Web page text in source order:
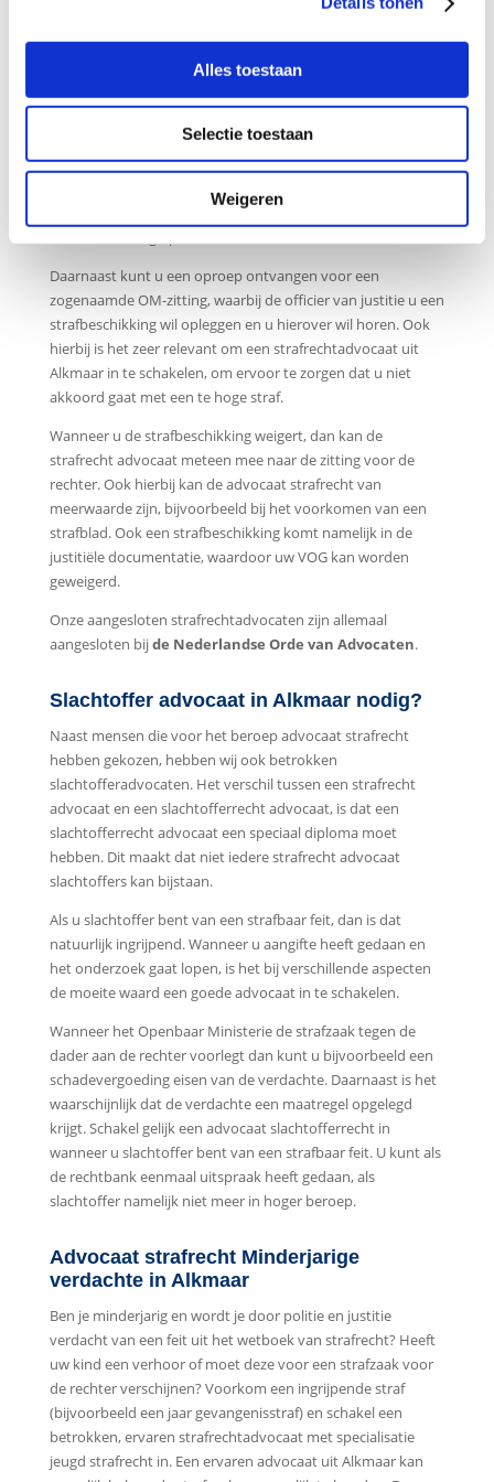
Alles toestaan
Selectie toestaan
Weigeren
bijvoorbeeld bij rijden onder invloed. Wanneer de boete
hoog is, kan een advocaat strafrecht u helpen. De advocaat
kan namelijk voor u in verzet gaan. Samen met de advocaat
strafrecht stelt u een ijzersterk verweer tegen de
Daarnaast kunt u een oproep ontvangen voor een
zogenaamde OM-zitting, waarbij de officier van justitie u een
strafbeschikking wil opleggen en u hierover wil horen. Ook
hierbij is het zeer relevant om een strafrechtadvocaat uit
Alkmaar in te schakelen, om ervoor te zorgen dat u niet
akkoord gaat met een te hoge straf.
Wanneer u de strafbeschikking weigert, dan kan de
strafrecht advocaat meteen mee naar de zitting voor de
rechter. Ook hierbij kan de advocaat strafrecht van
meerwaarde zijn, bijvoorbeeld bij het voorkomen van een
strafblad. Ook een strafbeschikking komt namelijk in de
justitiële documentatie, waardoor uw VOG kan worden
geweigerd.
Onze aangesloten strafrechtadvocaten zijn allemaal
aangesloten bijde Nederlandse Orde van Advocaten.
Slachtoffer advocaat in Alkmaar nodig?
Naast mensen die voor het beroep advocaat strafrecht
hebben gekozen, hebben wij ook betrokken
slachtofferadvocaten. Het verschil tussen een strafrecht
advocaat en een slachtofferrecht advocaat, is dat een
slachtofferrecht advocaat een speciaal diploma moet
hebben. Dit maakt dat niet iedere strafrecht advocaat
slachtoffers kan bijstaan.
Als u slachtoffer bent van een strafbaar feit, dan is dat
natuurlijk ingrijpend. Wanneer u aangifte heeft gedaan en
het onderzoek gaat lopen, is het bij verschillende aspecten
de moeite waard een goede advocaat in te schakelen.
Wanneer het Openbaar Ministerie de strafzaak tegen de
dader aan de rechter voorlegt dan kunt u bijvoorbeeld een
schadevergoeding eisen van de verdachte. Daarnaast is het
waarschijnlijk dat de verdachte een maatregel opgelegd
krijgt. Schakel gelijk een advocaat slachtofferrecht in
wanneer u slachtoffer bent van een strafbaar feit. U kunt als
de rechtbank eenmaal uitspraak heeft gedaan, als
slachtoffer namelijk niet meer in hoger beroep.
Advocaat strafrecht Minderjarige
verdachte in Alkmaar
Ben je minderjarig en wordt je door politie en justitie
verdacht van een feit uit het wetboek van strafrecht? Heeft
uw kind een verhoor of moet deze voor een strafzaak voor
de rechter verschijnen? Voorkom een ingrijpende straf
(bijvoorbeeld een jaar gevangenisstraf) en schakel een
betrokken, ervaren strafrechtadvocaat met specialisatie
jeugd strafrecht in. Een ervaren advocaat uit Alkmaar kan